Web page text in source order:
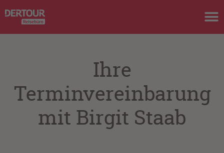
Ihre
Terminvereinbarung
mit Birgit Staab